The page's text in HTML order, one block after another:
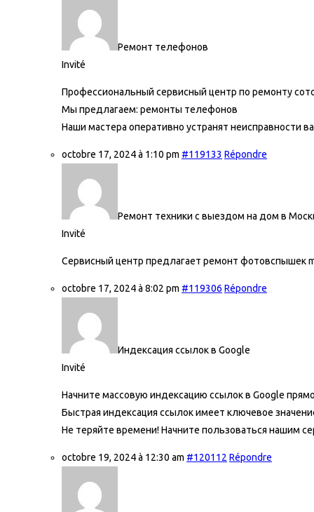
Ремонт телефонов
Invité
Профессиональный сервисный центр по ремонту
Мы предлагаем: ремонты телефонов
Наши мастера оперативно устранят неисправности
octobre 17, 2024 à 1:10 pm #119133 Répondre
Ремонт техники с выездом на дом в
Invité
Сервисный центр предлагает ремонт фотовспышек
octobre 17, 2024 à 8:02 pm #119306 Répondre
Индексация ссылок в Google
Invité
Начните массовую индексацию ссылок в Google
Быстрая индексация ссылок имеет ключевое
Не теряйте времени! Начните пользоваться нашим
octobre 19, 2024 à 12:30 am #120112 Répondre